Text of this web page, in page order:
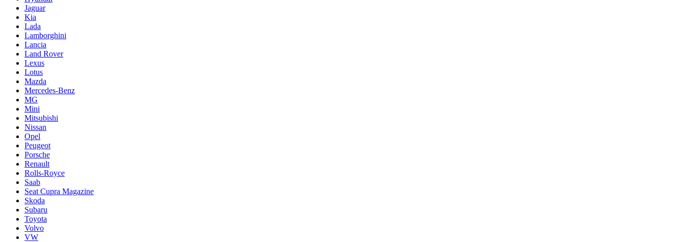
Jaguar
Kia
Lada
Lamborghini
Lancia
Land Rover
Lexus
Lotus
Mazda
Mercedes-Benz
MG
Mini
Mitsubishi
Nissan
Opel
Peugeot
Porsche
Renault
Rolls-Royce
Saab
Seat Cupra Magazine
Skoda
Subaru
Toyota
Volvo
VW